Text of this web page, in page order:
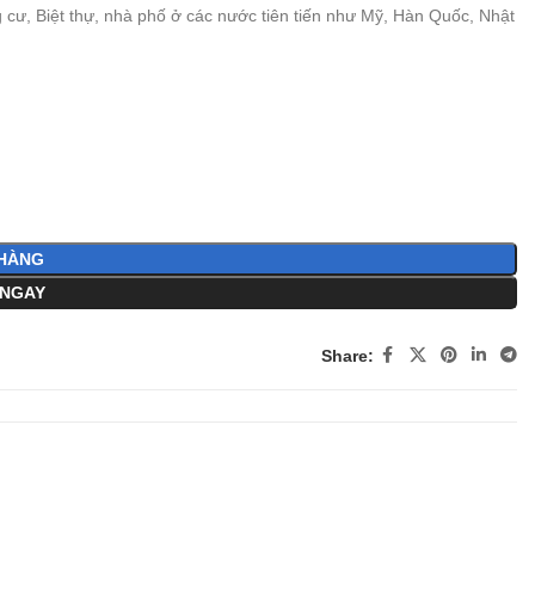
Biệt thự, nhà phố ở các nước tiên tiến như Mỹ, Hàn Quốc, Nhật
Share: